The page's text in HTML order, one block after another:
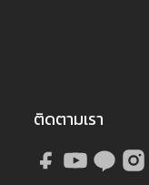
ติดตามเรา